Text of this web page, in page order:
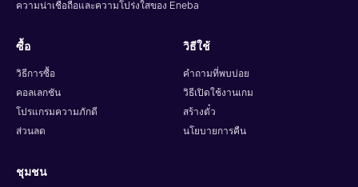
ความน่าเชื่อถือและความโปร่งใสของ Eneba
ซื้อ
วิธีการซื้อ
คอลเลกชัน
โปรแกรมความภักดี
ส่วนลด
วิธีใช้
คำถามที่พบบ่อย
วิธีเปิดใช้งานเกม
สร้างตั๋ว
นโยบายการคืน
ชุมชน